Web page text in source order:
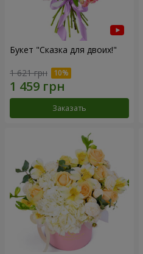
Букет "Сказка для двоих!"
1 621 грн
Заказать